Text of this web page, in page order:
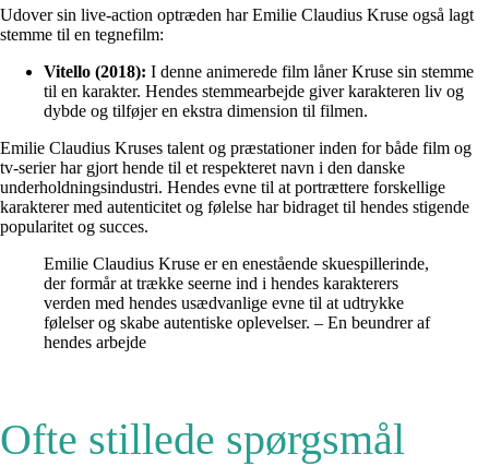
Udover sin live-action optræden har Emilie Claudius Kruse også lagt
stemme til en tegnefilm:
Vitello (2018): I denne animerede film låner Kruse sin stemme
til en karakter. Hendes stemmearbejde giver karakteren liv og
dybde og tilføjer en ekstra dimension til filmen.
Emilie Claudius Kruses talent og præstationer inden for både film og
tv-serier har gjort hende til et respekteret navn i den danske
underholdningsindustri. Hendes evne til at portrættere forskellige
karakterer med autenticitet og følelse har bidraget til hendes stigende
popularitet og succes.
Emilie Claudius Kruse er en enestående skuespillerinde,
der formår at trække seerne ind i hendes karakterers
verden med hendes usædvanlige evne til at udtrykke
følelser og skabe autentiske oplevelser. – En beundrer af
hendes arbejde
Ofte stillede spørgsmål